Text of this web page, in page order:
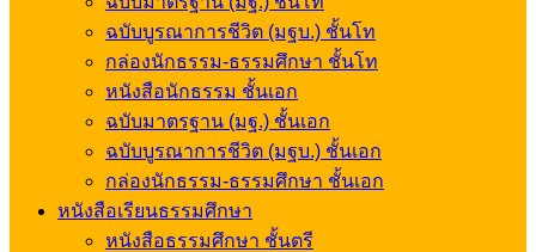
ฉบับบูรณาการชีวิต (มฐบ.) ชั้นโท
กล่องนักธรรม-ธรรมศึกษา ชั้นโท
หนังสือนักธรรม ชั้นเอก
ฉบับมาตรฐาน (มฐ.) ชั้นเอก
ฉบับบูรณาการชีวิต (มฐบ.) ชั้นเอก
กล่องนักธรรม-ธรรมศึกษา ชั้นเอก
หนังสือเรียนธรรมศึกษา
หนังสือธรรมศึกษา ชั้นตรี